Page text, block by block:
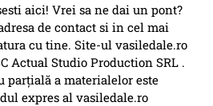
aici! Vrei sa ne dai un pont?
de contact si in cel mai
cu tine. Site-ul vasiledale.ro
Actual Studio Production SRL .
parțială a materialelor este
expres al vasiledale.ro